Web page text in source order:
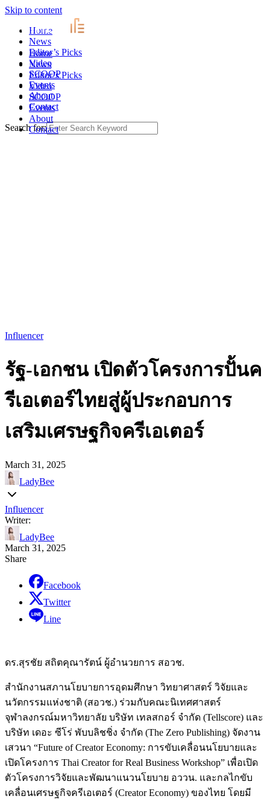
Skip to content
Home
News
Editor’s Picks
Video
SCOOP
Events
About
Contact
Home
News
Editor’s Picks
Video
SCOOP
Events
About
Contact
Search for:
Influencer
รัฐ-เอกชน เปิดตัวโครงการปั้นค
รีเอเตอร์ไทยสู่ผู้ประกอบการ
เสริมเศรษฐกิจครีเอเตอร์
March 31, 2025
LadyBee
Influencer
Writer:
LadyBee
March 31, 2025
Share
Facebook
Twitter
Line
ดร.สุรชัย สถิตคุณารัตน์ ผู้อำนวยการ สอวช.
สำนักงานสภานโยบายการอุดมศึกษา วิทยาศาสตร์ วิจัยและ
นวัตกรรมแห่งชาติ (สอวช.) ร่วมกับคณะนิเทศศาสตร์
จุฬาลงกรณ์มหาวิทยาลัย บริษัท เทลสกอร์ จำกัด (Tellscore) และ
บริษัท เดอะ ซีโร่ พับบลิชชิ่ง จำกัด (The Zero Publishing) จัดงาน
เสวนา “Future of Creator Economy: การขับเคลื่อนนโยบายและ
เปิดโครงการ Thai Creator for Real Business Workshop” เพื่อเปิด
ตัวโครงการวิจัยและพัฒนาแนวนโยบาย อววน. และกลไกขับ
เคลื่อนเศรษฐกิจครีเอเตอร์ (Creator Economy) ของไทย โดยมี